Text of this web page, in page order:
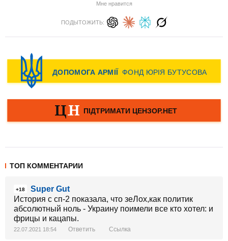
Мне нравится
ПОДЫТОЖИТЬ:
ТОП КОММЕНТАРИИ
+18
Super Gut
История с сп-2 показала, что зеЛох,как политик
абсолютный ноль - Украину поимели все кто хотел: и
фрицы и кацапы.
22.07.2021 18:54 Ответить Ссылка